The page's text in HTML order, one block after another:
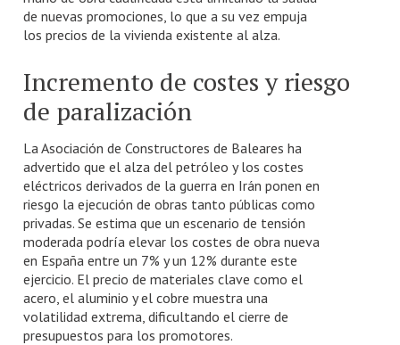
de nuevas promociones, lo que a su vez empuja
los precios de la vivienda existente al alza.
Incremento de costes y riesgo
de paralización
La Asociación de Constructores de Baleares ha
advertido que el alza del petróleo y los costes
eléctricos derivados de la guerra en Irán ponen en
riesgo la ejecución de obras tanto públicas como
privadas. Se estima que un escenario de tensión
moderada podría elevar los costes de obra nueva
en España entre un 7% y un 12% durante este
ejercicio. El precio de materiales clave como el
acero, el aluminio y el cobre muestra una
volatilidad extrema, dificultando el cierre de
presupuestos para los promotores.